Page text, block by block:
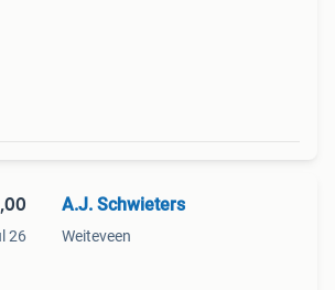
26
A.J. Schwieters
Weiteveen